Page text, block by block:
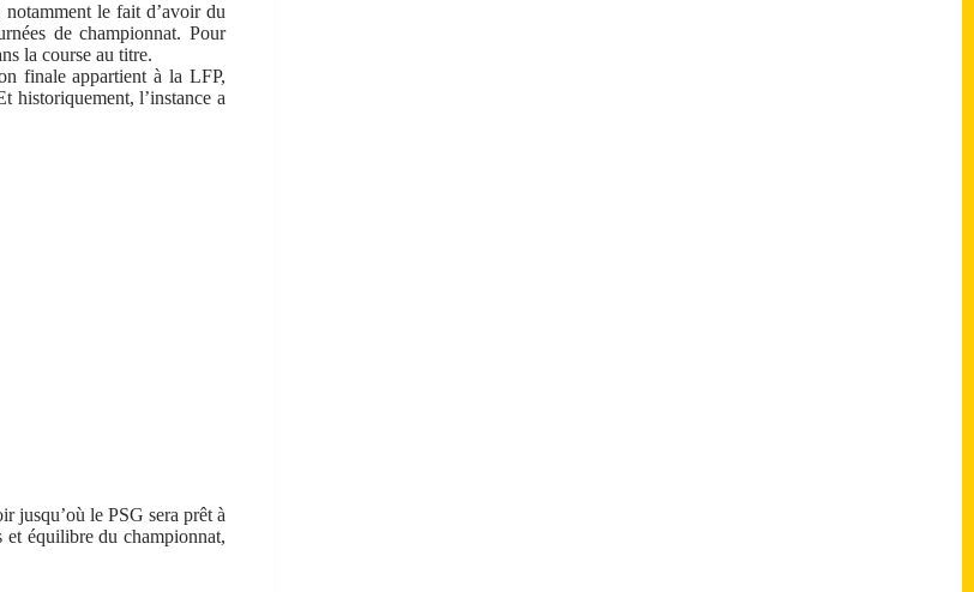
notamment le fait d’avoir du
de championnat. Pour
la course au titre.
finale appartient à la LFP,
historiquement, l’instance a
jusqu’où le PSG sera prêt à
et équilibre du championnat,